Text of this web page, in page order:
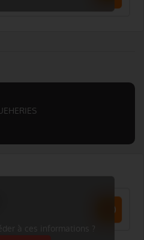
à ces informations ?